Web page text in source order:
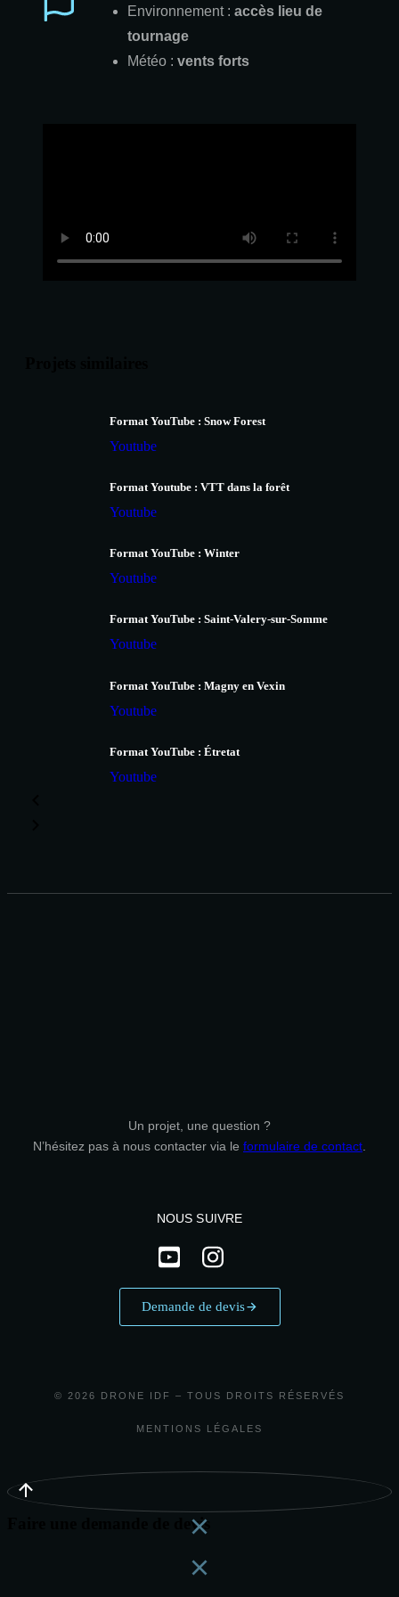
Environnement : accès lieu de
tournage
Météo : vents forts
Format YouTube : Snow Forest
Youtube
Format Youtube : VTT dans la forêt
Youtube
Format YouTube : Winter
Youtube
Format YouTube : Saint-Valery-sur-Somme
Youtube
Format YouTube : Magny en Vexin
Youtube
Format YouTube : Étretat
Youtube
Un projet, une question ?
N’hésitez pas à nous contacter via le formulaire de contact
NOUS SUIVRE
Demande de devis
© 2026 DRONE IDF – TOUS DROITS RÉSERVÉS
MENTIONS LÉGALES
Faire une demande de devis